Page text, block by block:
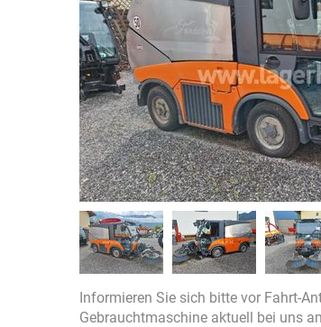
Informieren Sie sich bitte vor Fahrt-
Gebrauchtmaschine aktuell bei uns